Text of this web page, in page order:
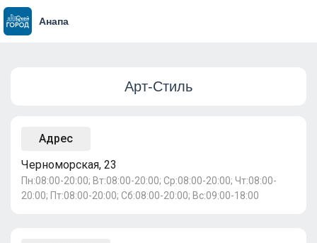
Анапа
Арт-Стиль
Адрес
Черноморская, 23
Пн:08:00-20:00; Вт:08:00-20:00; Ср:08:00-20:00; Чт:08:00-
20:00; Пт:08:00-20:00; Сб:08:00-20:00; Вс:09:00-18:00